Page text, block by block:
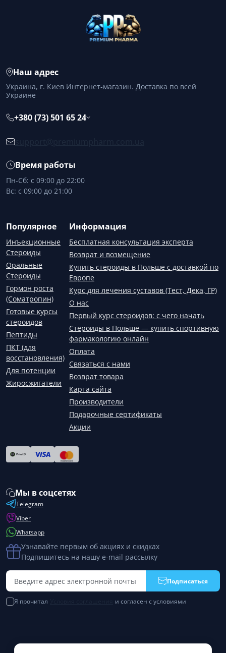
Наш адрес
Украина, г. Киев Интернет-магазин. Доставка по всей
Украине
+380 (73) 501 65 24
Время работы
Пн-Сб: с 09:00 до 22:00
Вс: с 09:00 до 21:00
Популярное
Инъекционные
Стероиды
Оральные
Стероиды
Гормон роста
(Соматропин)
Готовые курсы
стероидов
Пептиды
ПКТ (для
восстановления)
Для потенции
Жиросжигатели
Информация
Бесплатная консультация эксперта
Возврат и возмещение
Купить стероиды в Польше с доставкой по
Европе
Курс для лечения суставов (Тест, Дека, ГР)
О нас
Первый курс стероидов: с чего начать
Стероиды в Польше — купить спортивную
фармакологию онлайн
Оплата
Связаться с нами
Возврат товара
Карта сайта
Производители
Подарочные сертификаты
Акции
Мы в соцсетях
Telegram
Viber
Whatsapp
Узнавайте первым об акциях и скидках
Подпишитесь на нашу e-mail рассылку
Подписаться
Я прочитал и согласен с условиями
Работает наocStore